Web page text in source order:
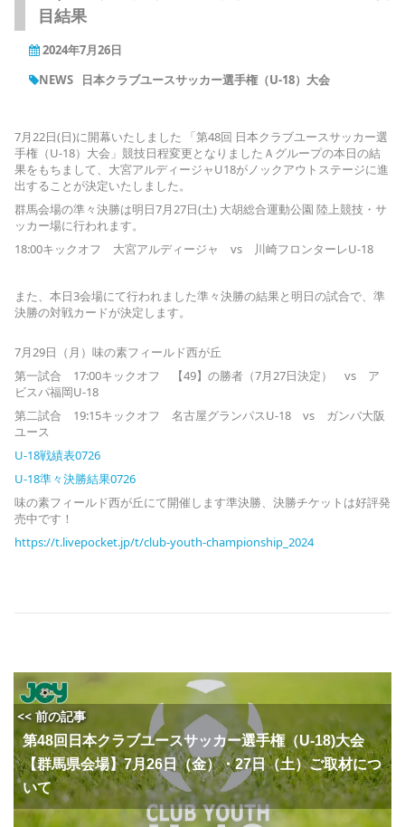
目結果
2024年7月26日
NEWS
日本クラブユースサッカー選手権（U-18）大会
7月22日(日)に開幕いたしました 「第48回 日本クラブユースサッカー選
手権（U-18）大会」競技日程変更となりましたＡグループの本日の結
果をもちまして、大宮アルディージャU18がノックアウトステージに進
出することが決定いたしました。
群馬会場の準々決勝は明日7月27日(土) 大胡総合運動公園 陸上競技・サ
ッカー場に行われます。
18:00キックオフ 大宮アルディージャ vs 川崎フロンターレU-18
また、本日3会場にて行われました準々決勝の結果と明日の試合で、準
決勝の対戦カードが決定します。
7月29日（月）味の素フィールド西が丘
第一試合 17:00キックオフ 【49】の勝者（7月27日決定） vs ア
ビスパ福岡U-18
第二試合 19:15キックオフ 名古屋グランパスU-18 vs ガンバ大阪
ユース
U-18戦績表0726
U-18準々決勝結果0726
味の素フィールド西が丘にて開催します準決勝、決勝チケットは好評発
売中です！
https://t.livepocket.jp/t/club-youth-championship_2024
<< 前の記事
第48回日本クラブユースサッカー選手権（U-18)大会
【群馬県会場】7月26日（金）・27日（土）ご取材につ
いて